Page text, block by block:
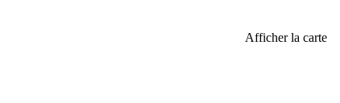
Afficher la carte